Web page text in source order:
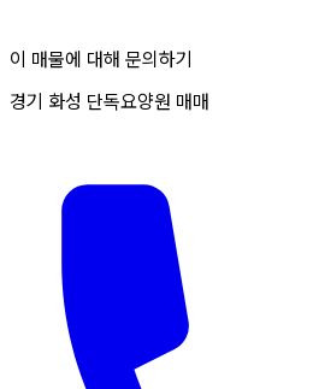
이 매물에 대해 문의하기
경기 화성 단독요양원 매매